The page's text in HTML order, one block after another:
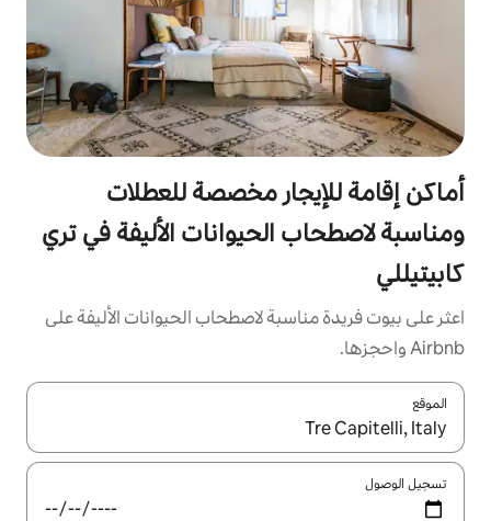
مخصصة للعطلات
الأليفة في تري
لاصطحاب الحيوانات الأليفة على
باستخدام السهمين لأعلى ولأسفل أو استكشف عن طريق اللمس أو السحب.